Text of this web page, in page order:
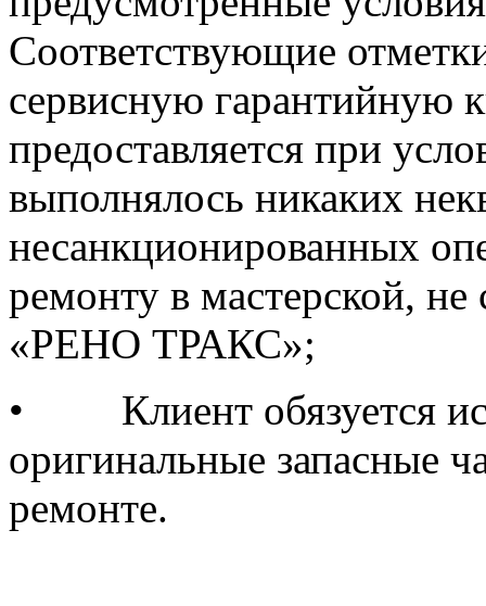
Соответствующие
сервисную гарантийную
предоставляется при
выполнялось никаких
несанкционированных
ремонту в мастерской,
«РЕНО ТРАКС»;
•
Клиент обязуется
оригинальные запасные
ремонте.